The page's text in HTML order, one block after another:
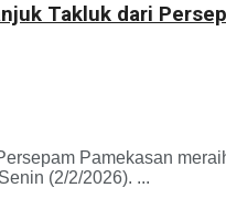
Takluk dari
Pamekasan
(2/2/2026). ...